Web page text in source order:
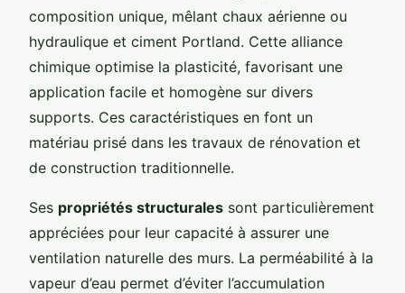
composition unique, mêlant chaux aérienne ou
hydraulique et ciment Portland. Cette alliance
chimique optimise la plasticité, favorisant une
application facile et homogène sur divers
supports. Ces caractéristiques en font un
matériau prisé dans les travaux de rénovation et
de construction traditionnelle.
Ses propriétés structurales sont particulièrement
appréciées pour leur capacité à assurer une
ventilation naturelle des murs. La perméabilité à la
vapeur d’eau permet d’éviter l’accumulation